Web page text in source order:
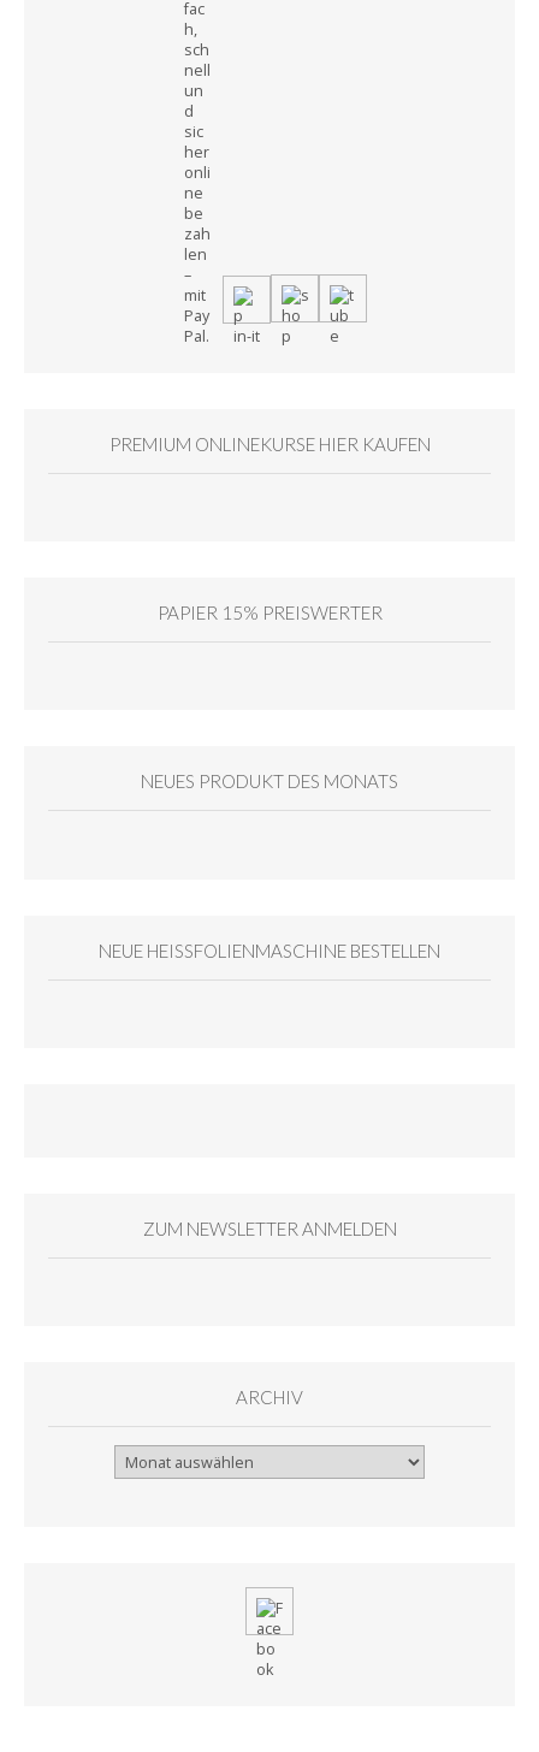
PREMIUM ONLINEKURSE HIER KAUFEN
PAPIER 15% PREISWERTER
NEUES PRODUKT DES MONATS
NEUE HEISSFOLIENMASCHINE BESTELLEN
ZUM NEWSLETTER ANMELDEN
ARCHIV
Archiv